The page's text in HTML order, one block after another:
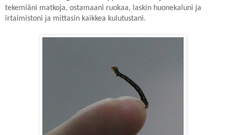
tekemiäni matkoja, ostamaani ruokaa, laskin huonekaluni ja
irtaimistoni ja mittasin kaikkea kulutustani.